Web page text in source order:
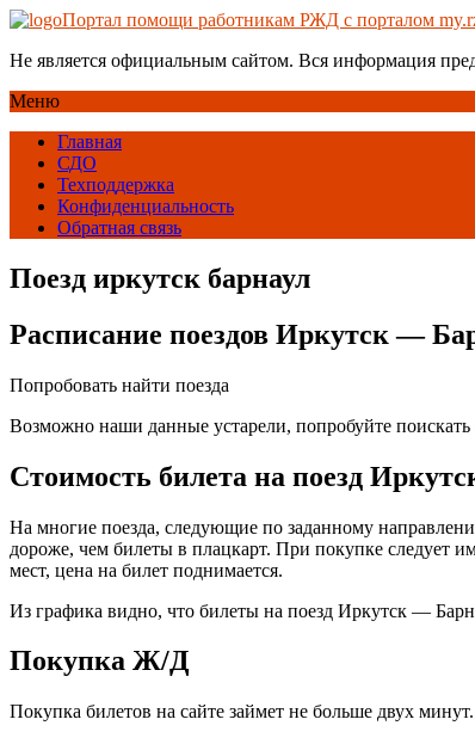
Портал помощи работникам РЖД с порталом
Не является официальным сайтом. Вся информация
Меню
Главная
СДО
Техподдержка
Конфиденциальность
Обратная связь
Поезд иркутск барнаул
Расписание поездов Иркутск —
Попробовать найти поезда
Возможно наши данные устарели, попробуйте
Стоимость билета на поезд
На многие поезда, следующие по заданному
дороже, чем билеты в плацкарт. При покупке следует
мест, цена на билет поднимается.
Из графика видно, что билеты на поезд Иркутск —
Покупка Ж/Д
Покупка билетов на сайте займет не больше двух минут.